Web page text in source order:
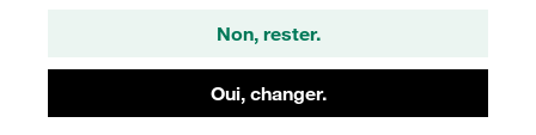
Non, rester.
Oui, changer.
Protection contre les salissures